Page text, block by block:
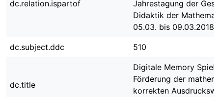
dc.relation.ispartof
Jahrestagung der
Didaktik der
05.03. bis 09.03.2018
dc.subject.ddc 510
dc.title
Digitale Memory
Förderung der
korrekten